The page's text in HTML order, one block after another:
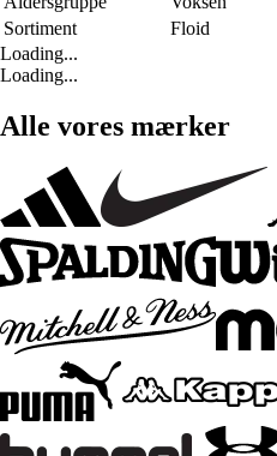
Sortiment
Floid
Loading...
Loading...
Alle vores mærker